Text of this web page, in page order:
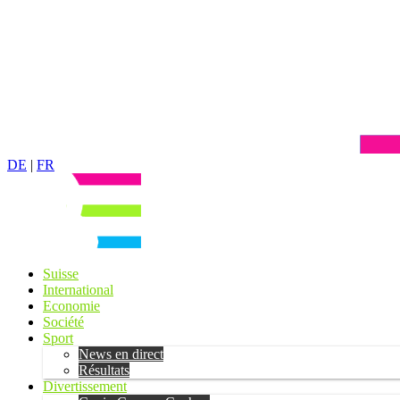
DE | FR
Suisse
International
Economie
Société
Sport
News en direct
Résultats
Divertissement